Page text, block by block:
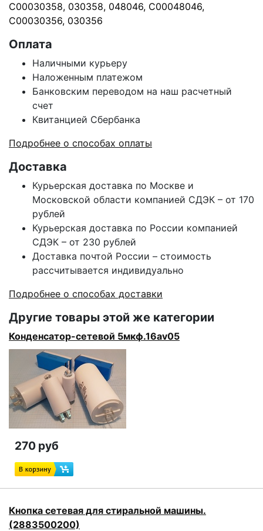
C00030358, 030358, 048046, C00048046,
C00030356, 030356
Оплата
Наличными курьеру
Наложенным платежом
Банковским переводом на наш расчетный
счет
Квитанцией Сбербанка
Подробнее о способах оплаты
Доставка
Курьерская доставка по Москве и
Московской области компанией СДЭК – от 170
рублей
Курьерская доставка по России компанией
СДЭК – от 230 рублей
Доставка почтой России – стоимость
рассчитывается индивидуально
Подробнее о способах доставки
Другие товары этой же категории
Конденсатор-сетевой 5мкф.16av05
270 руб
Кнопка сетевая для стиральной машины.
(2883500200)